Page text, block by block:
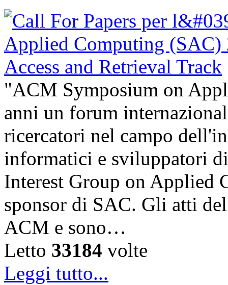
"ACM Symposium on
anni un forum
ricercatori nel campo
informatici e sviluppatori
Interest Group on Applied
sponsor di SAC. Gli atti
ACM e sono…
Letto 33184 volte
Leggi tutto...